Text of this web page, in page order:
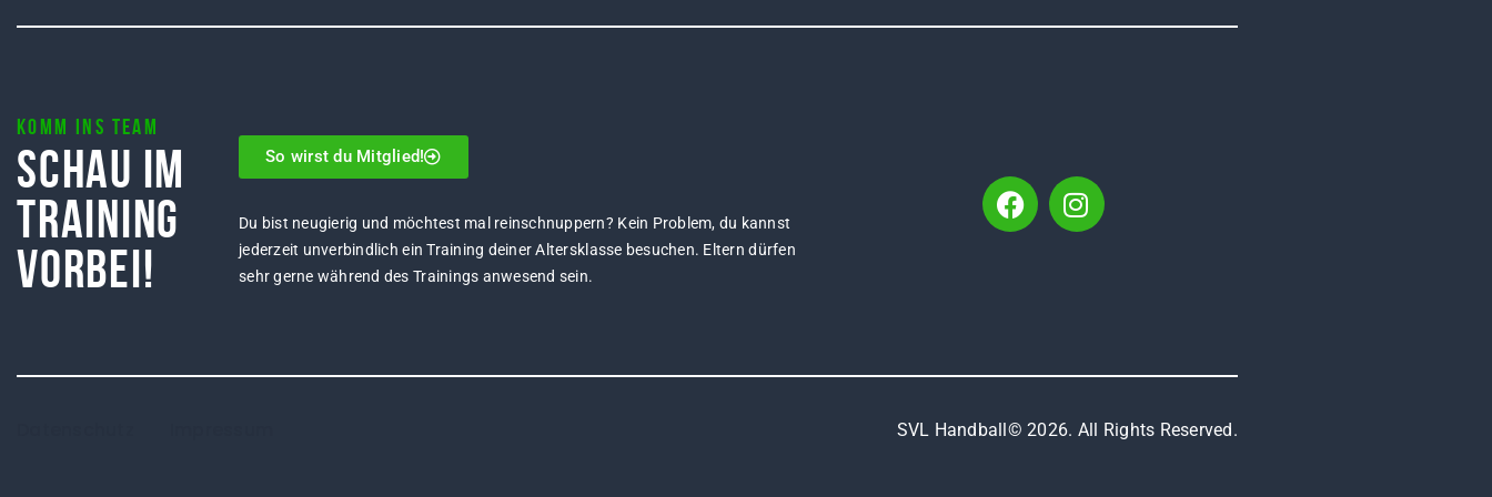
Komm ins Team
Schau im
Training
vorbei!
So wirst du Mitglied!
Du bist neugierig und möchtest mal reinschnuppern? Kein Problem, du kannst
jederzeit unverbindlich ein Training deiner Altersklasse besuchen. Eltern dürfen
sehr gerne während des Trainings anwesend sein.
SVL Handball© 2026. All Rights Reserved.